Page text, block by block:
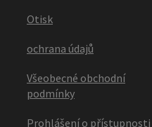
Otisk
ochrana údajů
Všeobecné obchodní
podmínky
Prohlášení o přístupnosti